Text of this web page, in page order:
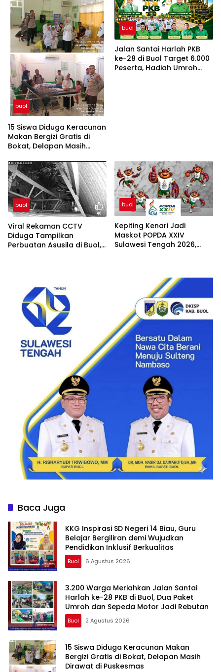
buol
15 Siswa Diduga Keracunan
Makan Bergizi Gratis di
Bokat, Delapan Masih
buol
Jalan Santai Harlah PKB
ke-28 di Buol Target 6.000
Peserta, Hadiah Umroh
buol
Viral Rekaman CCTV
Diduga Tampilkan
Perbuatan Asusila di Buol,
buol
Kepiting Kenari Jadi
Maskot POPDA XXIV
Sulawesi Tengah 2026,
Baca Juga
KKG Inspirasi SD Negeri 14 Biau, Guru
Belajar Bergiliran demi Wujudkan
Pendidikan Inklusif Berkualitas
Buol 6 Agustus 2026
3.200 Warga Meriahkan Jalan Santai
Harlah ke-28 PKB di Buol, Dua Paket
Umroh dan Sepeda Motor Jadi Rebutan
Buol 2 Agustus 2026
15 Siswa Diduga Keracunan Makan
Bergizi Gratis di Bokat, Delapan Masih
Dirawat di Puskesmas